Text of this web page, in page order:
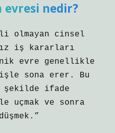
evresi nedir?
olmayan cinsel
iş kararları
evre genellikle
sona erer. Bu
şekilde ifade
uçmak ve sonra